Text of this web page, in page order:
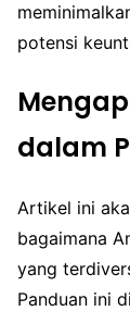
potensi
dalam
Artikel ini
bagaimana
yang
Panduan ini